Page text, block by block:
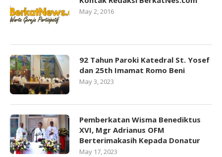
May 2, 2016
92 Tahun Paroki Katedral St. Yosef
dan 25th Imamat Romo Beni
May 3, 2023
Pemberkatan Wisma Benediktus
XVI, Mgr Adrianus OFM
Berterimakasih Kepada Donatur
May 17, 2023